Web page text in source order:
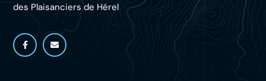
des Plaisanciers de Hérel